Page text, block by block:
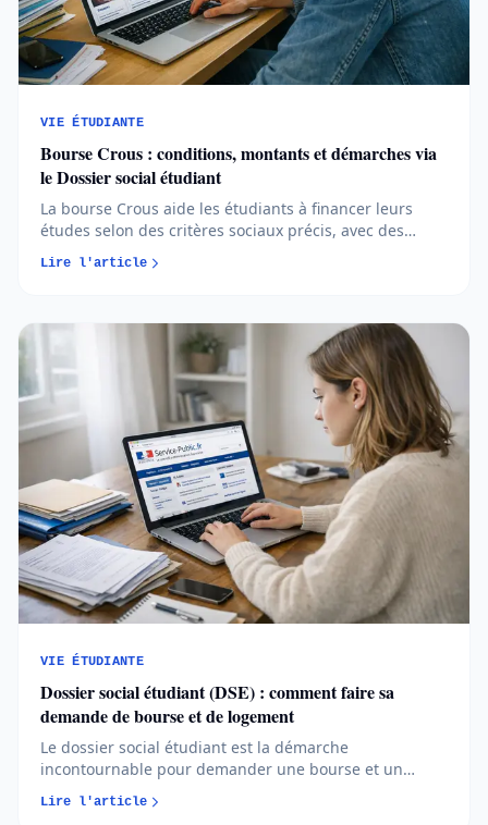
VIE ÉTUDIANTE
Bourse Crous : conditions, montants et démarches via
le Dossier social étudiant
La bourse Crous aide les étudiants à financer leurs
études selon des critères sociaux précis, avec des
montants répartis par échelons. Comprendre le DSE, le
calendrier et les conditions permet d’anticiper et de
Lire l'article
VIE ÉTUDIANTE
Dossier social étudiant (DSE) : comment faire sa
demande de bourse et de logement
Le dossier social étudiant est la démarche
incontournable pour demander une bourse et un
logement CROUS, avec un calendrier et des règles à
respecter chaque année. En comprenant les étapes
Lire l'article